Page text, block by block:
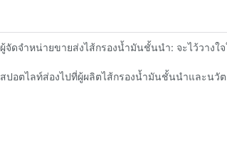
ผู้จัดจำหน่ายขายส่งไส้กรองน้ำมันชั้นนำ: จะไว้วางใจ
สปอตไลท์ส่องไปที่ผู้ผลิตไส้กรองน้ำมันชั้นนำและนวัต